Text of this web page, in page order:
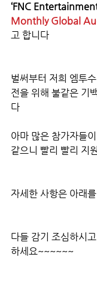
‘FNC
Monthly Global
고 합니다
벌써부터 저희 엠투
전을 위해 불같은 기
다
아마 많은 참가자들
같으니 빨리 빨리 지
자세한 사항은 아래
다들 감기 조심하시
하세요~~~~~~